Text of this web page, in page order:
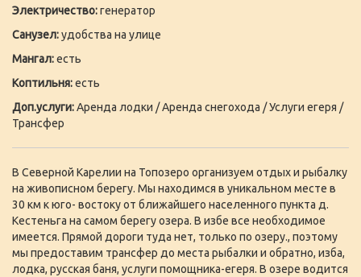
Электричество:генератор
Санузел:удобства на улице
Мангал:есть
Коптильня:есть
Доп.услуги:Аренда лодки / Аренда снегохода / Услуги егеря /
Трансфер
В Северной Карелии на Топозеро организуем отдых и рыбалку
на живописном берегу. Мы находимся в уникальном месте в
30 км к юго- востоку от ближайшего населенного пункта д.
Кестеньга на самом берегу озера. В избе все необходимое
имеется. Прямой дороги туда нет, только по озеру., поэтому
мы предоставим трансфер до места рыбалки и обратно, изба,
лодка, русская баня, услуги помощника-егеря. В озере водится